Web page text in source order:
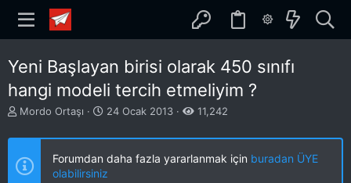
Yeni Başlayan birisi olarak 450 sınıfı
hangi modeli tercih etmeliyim ?
K
n
u
Mordo Ortaşı
B
ş
a
24 Ocak 2013 11,242
Forumdan daha fazla yararlanmak için buradan ÜYE
olabilirsiniz